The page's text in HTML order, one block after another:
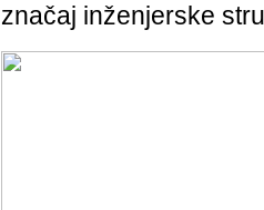
značaj inženjerske